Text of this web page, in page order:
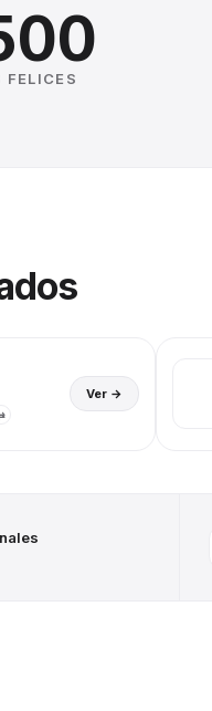
FELICES
Ver →